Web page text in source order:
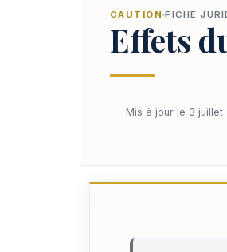
CAUTION FICHE
Effets
Mis à jour le 3 juillet